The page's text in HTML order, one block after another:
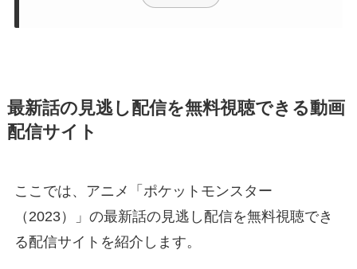
最新話の見逃し配信を無料視聴できる動画
配信サイト
ここでは、アニメ「ポケットモンスター
（2023）」の最新話の見逃し配信を無料視聴でき
る配信サイトを紹介します。